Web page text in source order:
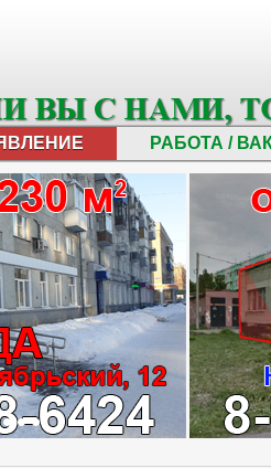
РАБОТА /